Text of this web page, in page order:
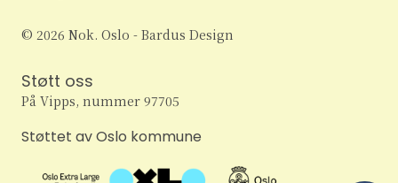
© 2026 Nok. Oslo - Bardus Design
Støtt oss
På Vipps, nummer 97705
Støttet av Oslo kommune